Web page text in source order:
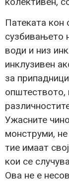
Патеката кон
сузбивањето
води и низ
инклузивен
за
општеството,
Ужасните
монструми, не
тие имаат
кои се
Ова не е